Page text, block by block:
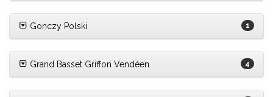
Gonczy Polski 1
Grand Basset Griffon Vendéen 4